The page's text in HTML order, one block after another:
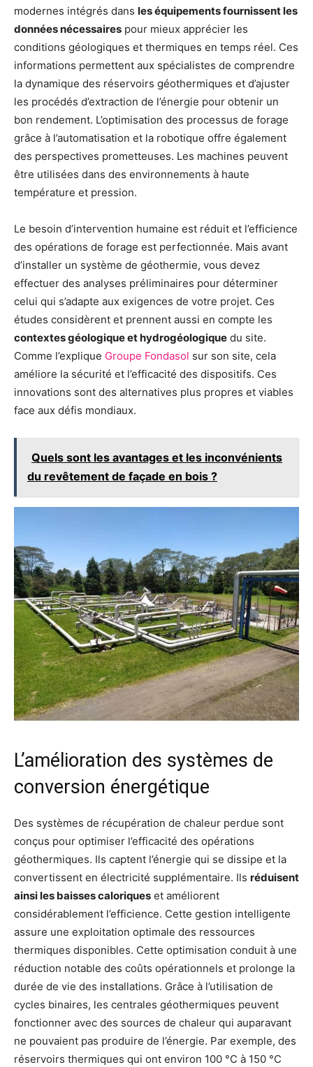
modernes intégrés dans les équipements fournissent les
données nécessaires pour mieux apprécier les
conditions géologiques et thermiques en temps réel. Ces
informations permettent aux spécialistes de comprendre
la dynamique des réservoirs géothermiques et d’ajuster
les procédés d’extraction de l’énergie pour obtenir un
bon rendement. L’optimisation des processus de forage
grâce à l’automatisation et la robotique offre également
des perspectives prometteuses. Les machines peuvent
être utilisées dans des environnements à haute
température et pression.
Le besoin d’intervention humaine est réduit et l’efficience
des opérations de forage est perfectionnée. Mais avant
d’installer un système de géothermie, vous devez
effectuer des analyses préliminaires pour déterminer
celui qui s’adapte aux exigences de votre projet. Ces
études considèrent et prennent aussi en compte les
contextes géologique et hydrogéologique du site.
Comme l’explique Groupe Fondasol sur son site, cela
améliore la sécurité et l’efficacité des dispositifs. Ces
innovations sont des alternatives plus propres et viables
face aux défis mondiaux.
Quels sont les avantages et les inconvénients
du revêtement de façade en bois ?
L’amélioration des systèmes de
conversion énergétique
Des systèmes de récupération de chaleur perdue sont
conçus pour optimiser l’efficacité des opérations
géothermiques. Ils captent l’énergie qui se dissipe et la
convertissent en électricité supplémentaire. Ils réduisent
ainsi les baisses caloriques et améliorent
considérablement l’efficience. Cette gestion intelligente
assure une exploitation optimale des ressources
thermiques disponibles. Cette optimisation conduit à une
réduction notable des coûts opérationnels et prolonge la
durée de vie des installations. Grâce à l’utilisation de
cycles binaires, les centrales géothermiques peuvent
fonctionner avec des sources de chaleur qui auparavant
ne pouvaient pas produire de l’énergie. Par exemple, des
réservoirs thermiques qui ont environ 100 °C à 150 °C